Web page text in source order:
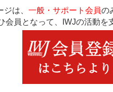
ジは、 一般・サポート会員の
会員となって、IWJの活動を